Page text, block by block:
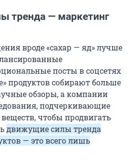
тренда — маркетинг
вроде «сахар — яд» лучше
посты в соцсетях
продуктов собирают больше
обзоры, а компании
подчеркивающие
чтобы продвигать
движущие силы тренда
— это всего лишь